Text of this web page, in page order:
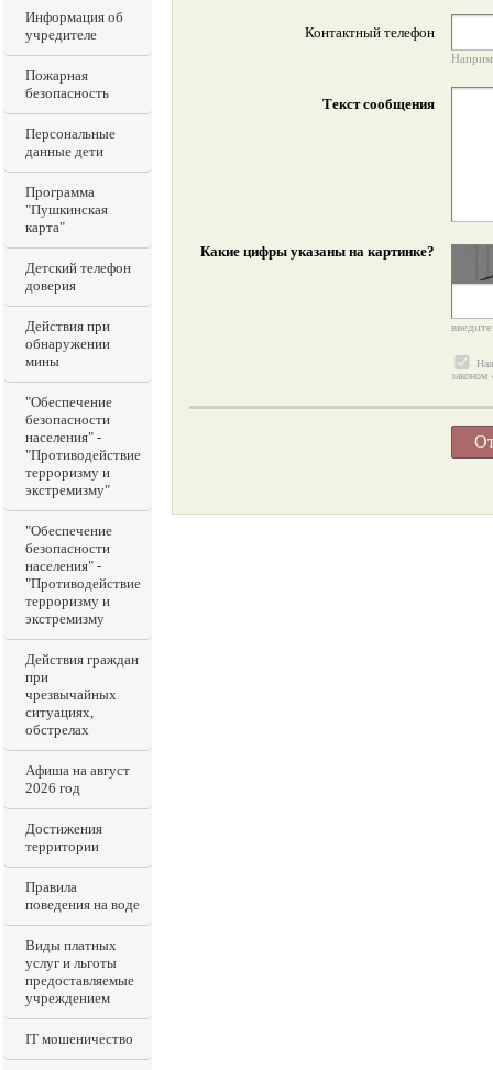
Информация об
учредителе
Пожарная
безопасность
Персональные
данные дети
Программа
"Пушкинская
карта"
Детский телефон
доверия
Действия при
обнаружении
мины
"Обеспечение
безопасности
населения" -
"Противодействие
терроризму и
экстремизму"
"Обеспечение
безопасности
населения" -
"Противодействие
терроризму и
экстремизму
Действия граждан
при
чрезвычайных
ситуациях,
обстрелах
Афиша на август
2026 год
Достижения
территории
Правила
поведения на воде
Виды платных
услуг и льготы
предоставляемые
учреждением
IT мошеничество
Контактный телефон
Текст сообщения
Какие цифры указаны на картинке?
законом